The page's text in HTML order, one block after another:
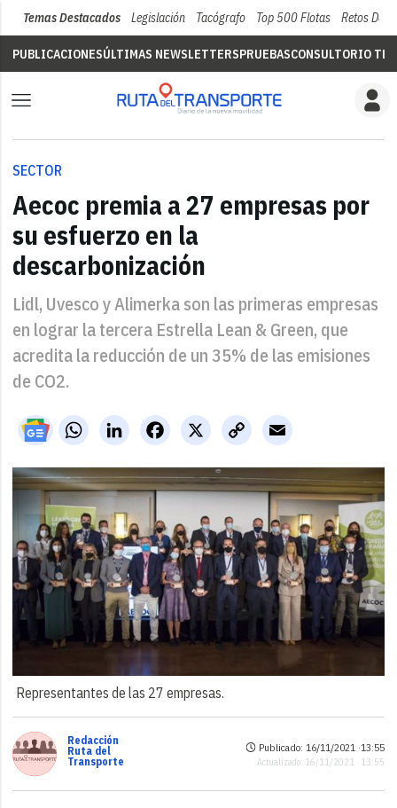
Temas Destacados Legislación Tacógrafo Top 500 Flotas Retos Del
PUBLICACIONESÚLTIMAS NEWSLETTERSPRUEBASCONSULTORIO
SECTOR
Aecoc premia a 27 empresas por
su esfuerzo en la
descarbonización
Lidl, Uvesco y Alimerka son las primeras empresas
en lograr la tercera Estrella Lean & Green, que
acredita la reducción de un 35% de las emisiones
de CO2.
WhatsAppLinkedIn X
Facebook
Copy
Link
Email
Representantes de las 27 empresas.
Redacción
Ruta del
Transporte
Publicado: 16/11/2021 ·13:55
Actualizado: 16/11/2021 · 13:55